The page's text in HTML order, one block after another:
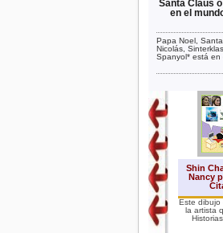
Santa Claus o
en el
Papa Noel,
Nicolás,
Spanyol* está en
Shin
Nancy
Este dibujo
la artista